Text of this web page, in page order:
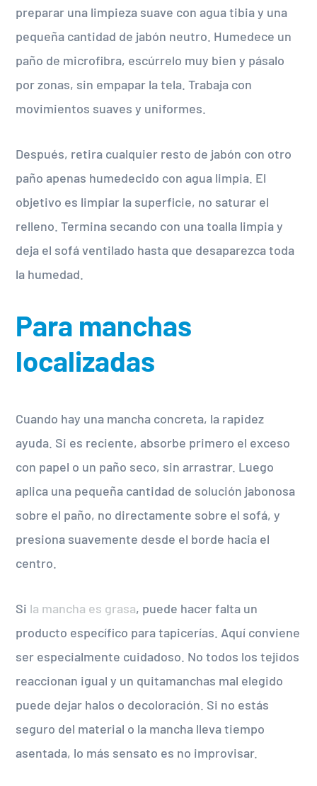
preparar una limpieza suave con agua tibia y una
pequeña cantidad de jabón neutro. Humedece un
paño de microfibra, escúrrelo muy bien y pásalo
por zonas, sin empapar la tela. Trabaja con
movimientos suaves y uniformes.
Después, retira cualquier resto de jabón con otro
paño apenas humedecido con agua limpia. El
objetivo es limpiar la superficie, no saturar el
relleno. Termina secando con una toalla limpia y
deja el sofá ventilado hasta que desaparezca toda
la humedad.
Para manchas
localizadas
Cuando hay una mancha concreta, la rapidez
ayuda. Si es reciente, absorbe primero el exceso
con papel o un paño seco, sin arrastrar. Luego
aplica una pequeña cantidad de solución jabonosa
sobre el paño, no directamente sobre el sofá, y
presiona suavemente desde el borde hacia el
centro.
Si la mancha es grasa, puede hacer falta un
producto específico para tapicerías. Aquí conviene
ser especialmente cuidadoso. No todos los tejidos
reaccionan igual y un quitamanchas mal elegido
puede dejar halos o decoloración. Si no estás
seguro del material o la mancha lleva tiempo
asentada, lo más sensato es no improvisar.